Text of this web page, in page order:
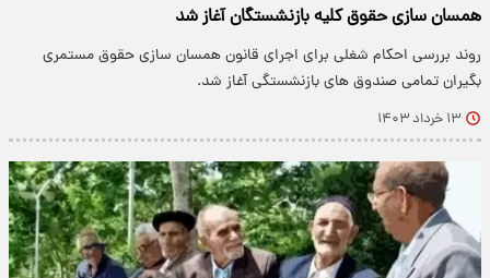
همسان سازی حقوق کلیه بازنشستگان آغاز شد
روند بررسی احکام شغلی برای اجرای قانون همسان سازی حقوق مستمری
بگیران تمامی صندوق های بازنشستگی آغاز شد.
۱۳ خرداد ۱۴۰۳